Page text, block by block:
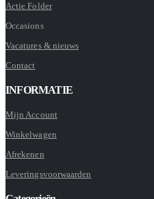
Actie Folder
Occasions
Vacatures & nieuws
Contact
INFORMATIE
Mijn Account
Winkelwagen
Afrekenen
Leveringsvoorwaarden